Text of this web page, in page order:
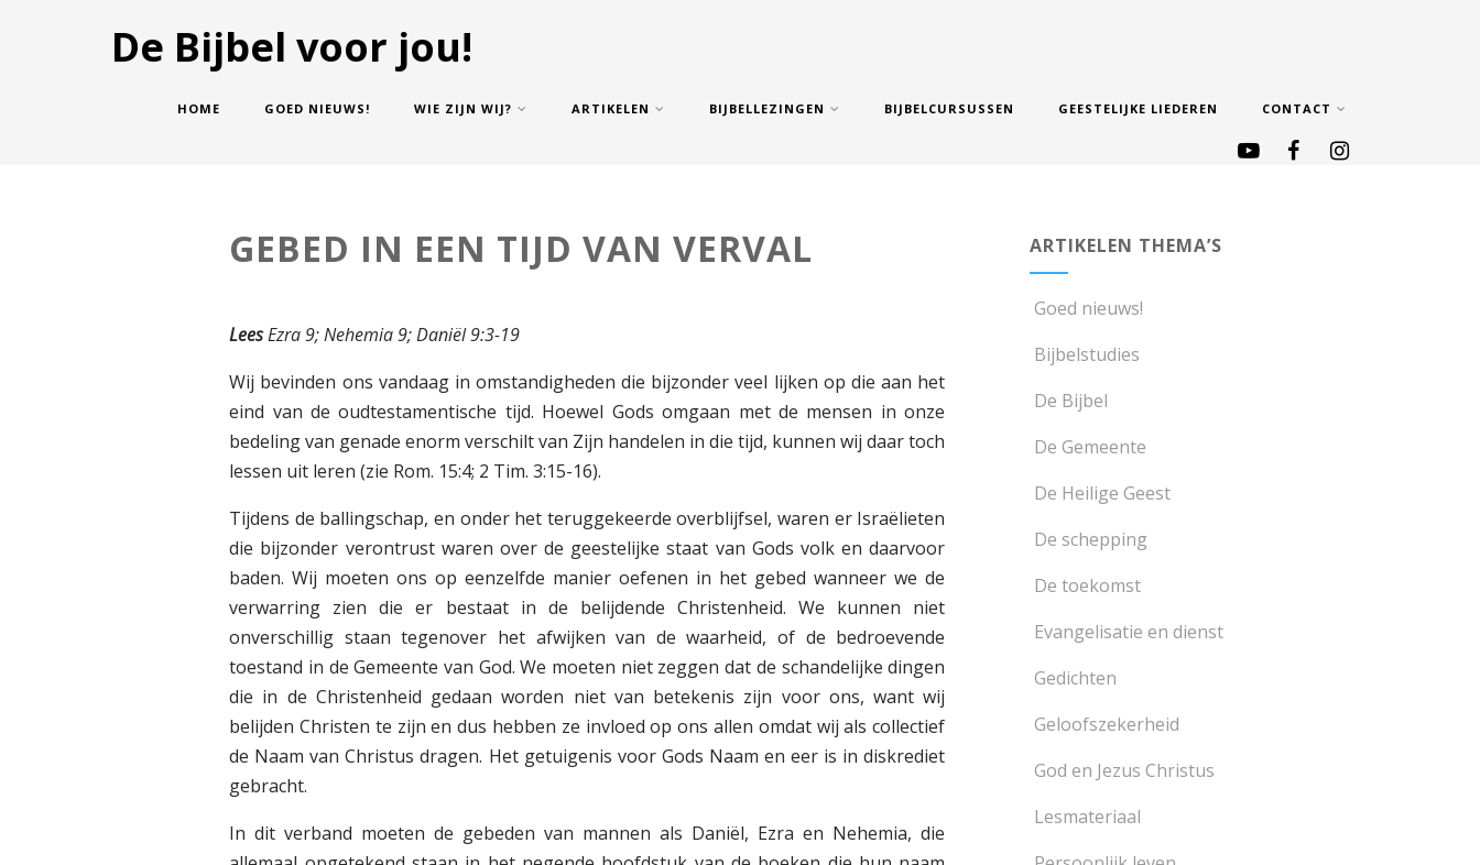
De Bijbel voor jou!
HOME GOED NIEUWS! WIE ZIJN WIJ? ARTIKELEN BIJBELLEZINGEN BIJBELCURSUSSEN GEESTELIJKE LIEDEREN CONTACT
GEBED IN EEN TIJD VAN VERVAL
LeesEzra 9; Nehemia 9; Daniël 9:3-19
Wij bevinden ons vandaag in omstandigheden die bijzonder veel lijken op die aan het
eind van de oudtestamentische tijd. Hoewel Gods omgaan met de mensen in onze
bedeling van genade enorm verschilt van Zijn handelen in die tijd, kunnen wij daar toch
lessen uit leren (zie Rom. 15:4; 2 Tim. 3:15-16).
Tijdens de ballingschap, en onder het teruggekeerde overblijfsel, waren er Israëlieten
die bijzonder verontrust waren over de geestelijke staat van Gods volk en daarvoor
baden. Wij moeten ons op eenzelfde manier oefenen in het gebed wanneer we de
verwarring zien die er bestaat in de belijdende Christenheid. We kunnen niet
onverschillig staan tegenover het afwijken van de waarheid, of de bedroevende
toestand in de Gemeente van God. We moeten niet zeggen dat de schandelijke dingen
die in de Christenheid gedaan worden niet van betekenis zijn voor ons, want wij
belijden Christen te zijn en dus hebben ze invloed op ons allen omdat wij als collectief
de Naam van Christus dragen. Het getuigenis voor Gods Naam en eer is in diskrediet
gebracht.
In dit verband moeten de gebeden van mannen als Daniël, Ezra en Nehemia, die
ARTIKELEN THEMA’S
Goed nieuws!
Bijbelstudies
De Bijbel
De Gemeente
De Heilige Geest
De schepping
De toekomst
Evangelisatie en dienst
Gedichten
Geloofszekerheid
God en Jezus Christus
Lesmateriaal